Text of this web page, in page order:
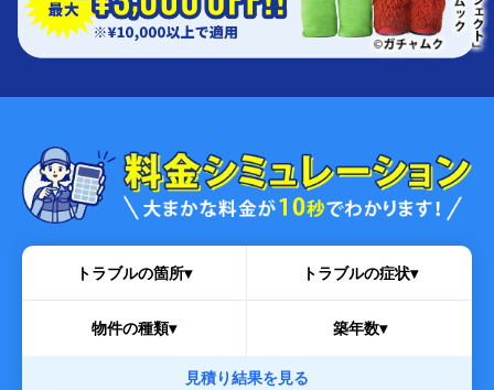
トラブルの箇所▾ トラブルの症状▾
物件の種類▾ 築年数▾
見積り結果を見る